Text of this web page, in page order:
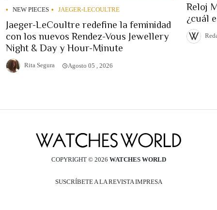
NEW PIECES JAEGER-LECOULTRE
Jaeger-LeCoultre redefine la feminidad
con los nuevos Rendez-Vous Jewellery
Night & Day y Hour-Minute
Rita Segura Agosto 05 , 2026
Reloj
¿cuál
COPYRIGHT © 2026 WATCHES WORLD
SUSCRÍBETE A LA REVISTA IMPRESA